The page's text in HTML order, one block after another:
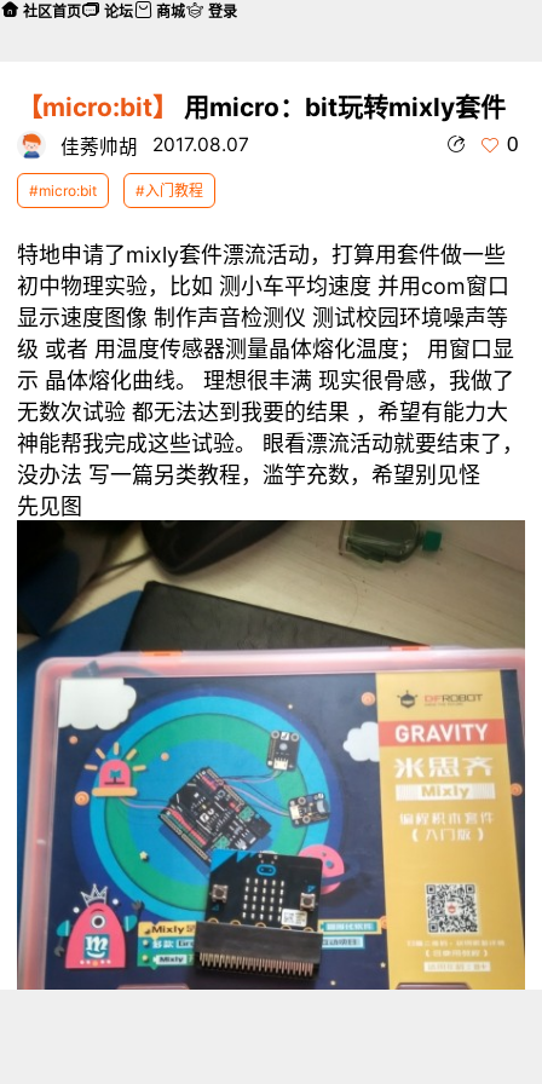
【micro:bit】 用micro：bit玩转mixly套件
佳莠帅胡 2017.08.07 0
#micro:bit #入门教程
特地申请了mixly套件漂流活动，打算用套件做一些
初中物理实验，比如 测小车平均速度 并用com窗口
显示速度图像 制作声音检测仪 测试校园环境噪声等
级 或者 用温度传感器测量晶体熔化温度； 用窗口显
示 晶体熔化曲线。 理想很丰满 现实很骨感，我做了
无数次试验 都无法达到我要的结果 ，希望有能力大
神能帮我完成这些试验。 眼看漂流活动就要结束了，
没办法 写一篇另类教程，滥竽充数，希望别见怪
先见图
社区首页 论坛 商城 登录